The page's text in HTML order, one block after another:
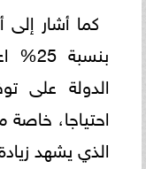
كما أشار
الدولة على
احتياجا،
الذي يشهد